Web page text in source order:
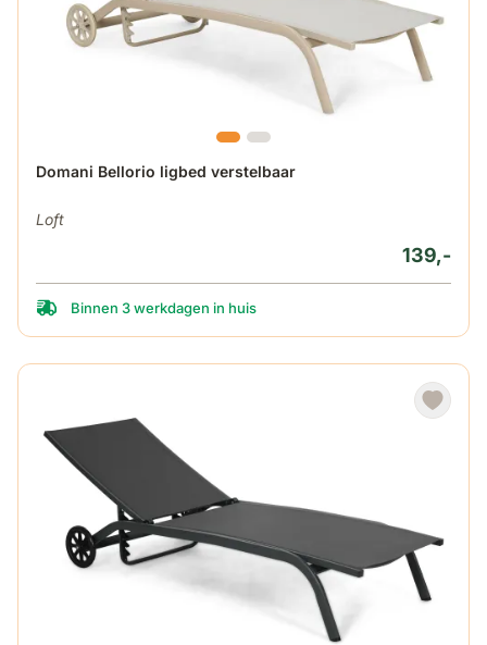
Domani Bellorio ligbed verstelbaar
Loft
139,-
Binnen 3 werkdagen in huis